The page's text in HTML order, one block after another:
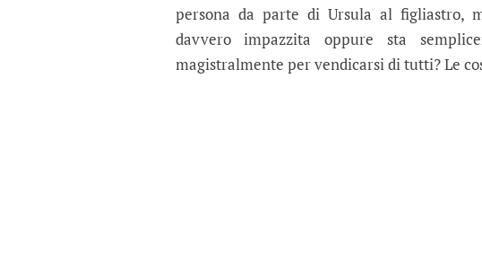
persona da parte di Ursula al figliastro,
davvero impazzita oppure sta
magistralmente per vendicarsi di tutti? Le